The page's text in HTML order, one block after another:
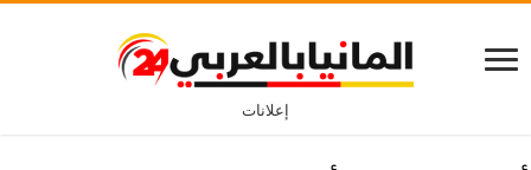
إعلانات